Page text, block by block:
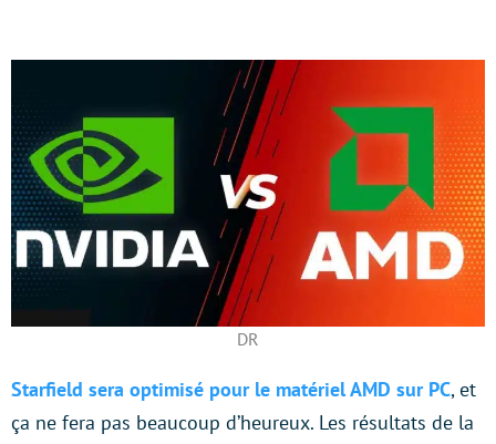
DR
Starfield sera optimisé pour le matériel AMD sur PC, et
ça ne fera pas beaucoup d’heureux. Les résultats de la